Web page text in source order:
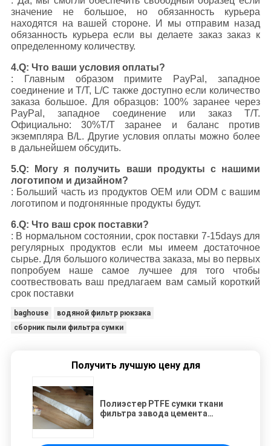
значение не большое, но обязанность курьера
находятся на вашей стороне. И мы отправим назад
обязанность курьера если вы делаете заказ заказ к
определенному количеству.
4.Q: Что ваши условия оплаты?
: Главным образом примите PayPal, западное
соединение и T/T, L/C также доступно если количество
заказа большое. Для образцов: 100% заранее через
PayPal, западное соединение или заказ T/T.
Официально: 30%T/T заранее и баланс против
экземпляра B/L. Другие условия оплаты можно более
в дальнейшем обсудить.
5.Q: Могу я получить ваши продукты с нашими
логотипом и дизайном?
: Больший часть из продуктов OEM или ODM с вашим
логотипом и подгонянные продукты будут.
6.Q: Что ваш срок поставки?
: В нормальном состоянии, срок поставки 7-15days для
регулярных продуктов если мы имеем достаточное
сырье. Для большого количества заказа, мы во первых
попробуем наше самое лучшее для того чтобы
соотвествовать ваш предлагаем вам самый короткий
срок поставки
baghouse
водяной фильтр рюкзака
сборник пыли фильтра сумки
Получить лучшую цену для
Полиэстер PTFE сумки ткани
фильтра завода цемента